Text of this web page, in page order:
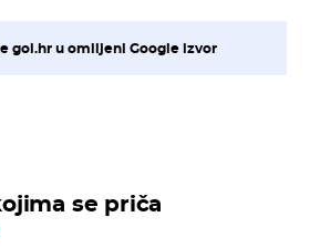
gol.hr u omiljeni Google izvor
se priča